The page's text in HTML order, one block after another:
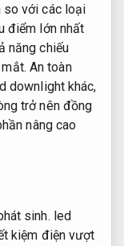
so với các loại
điểm lớn nhất
năng chiếu
An toàn
downlight khác,
trở nên đồng
nâng cao
sinh. led
kiệm điện vượt